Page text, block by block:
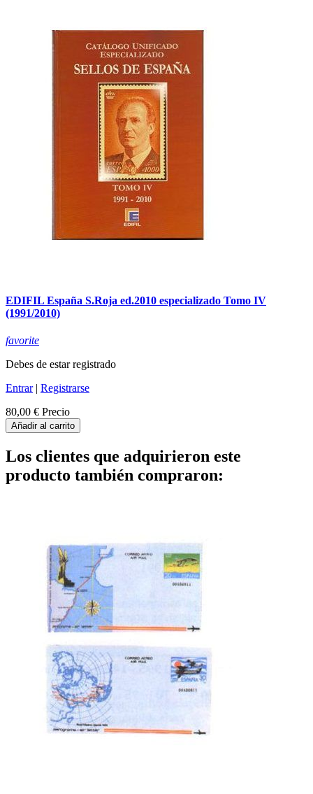
EDIFIL España S.Roja ed.2010 especializado Tomo IV
(1991/2010)
favorite
Debes de estar registrado
Entrar| Registrarse
80,00 € Precio
Añadir al carrito
Los clientes que adquirieron este
producto también compraron: